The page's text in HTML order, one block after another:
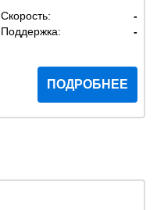
Скорость:
-
Поддержка: -
ПОДРОБНЕЕ